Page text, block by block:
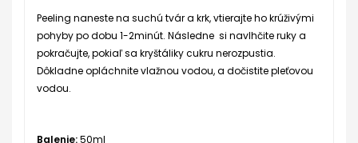
Peeling naneste na suchú tvár a krk, vtierajte ho krúživými
pohyby po dobu 1-2minút. Následne si navlhčite ruky a
pokračujte, pokiaľ sa kryštáliky cukru nerozpustia.
Dôkladne opláchnite vlažnou vodou, a dočistite pleťovou
vodou.
Balenie:50ml